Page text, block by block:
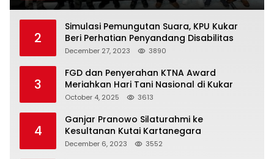
2
Simulasi Pemungutan Suara, KPU Kukar
Beri Perhatian Penyandang Disabilitas
December 27, 2023 3890
3
FGD dan Penyerahan KTNA Award
Meriahkan Hari Tani Nasional di Kukar
October 4, 2025 3613
4
Ganjar Pranowo Silaturahmi ke
Kesultanan Kutai Kartanegara
December 6, 2023 3552